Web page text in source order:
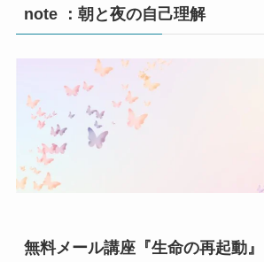
note ：朝と夜の自己理解
無料メール講座『生命の再起動』